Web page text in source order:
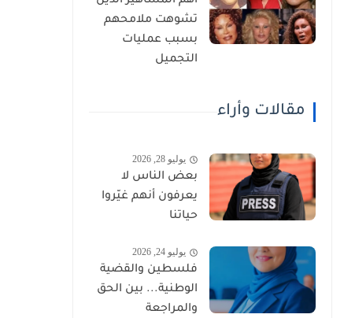
تشوهت ملامحهم
بسبب عمليات
التجميل
مقالات وأراء
يوليو 28, 2026
بعض الناس لا
يعرفون أنهم غيّروا
حياتنا
يوليو 24, 2026
فلسطين والقضية
الوطنية... بين الحق
والمراجعة